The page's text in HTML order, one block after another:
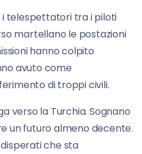
i telespettatori tra i piloti
martellano le postazioni
hanno colpito
avuto come
di troppi civili.
verso la Turchia. Sognano
un futuro almeno decente.
che sta